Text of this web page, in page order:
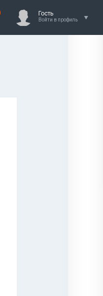
Гость
Войти в профиль